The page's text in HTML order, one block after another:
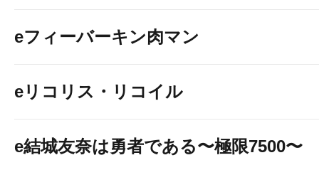
eフィーバーキン肉マン
eリコリス・リコイル
e結城友奈は勇者である〜極限7500〜